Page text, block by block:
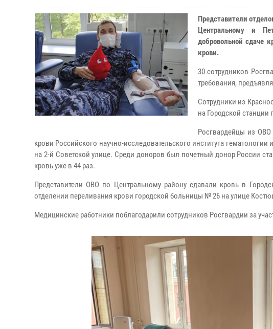
Представители
Центральному и
добровольной сдаче
крови.
30 сотрудников
требования,
Сотрудники из
на Городской
Росгвардейцы из ОВО
крови Российского научно-исследовательского института
на 2-й Советской улице. Среди доноров был почетный донор России
кровь уже в 44 раз.
Представители ОВО по Центральному району сдавали кровь в
отделении переливания крови городской больницы № 26 на улице
Медицинские работники поблагодарили сотрудников Росгвардии за